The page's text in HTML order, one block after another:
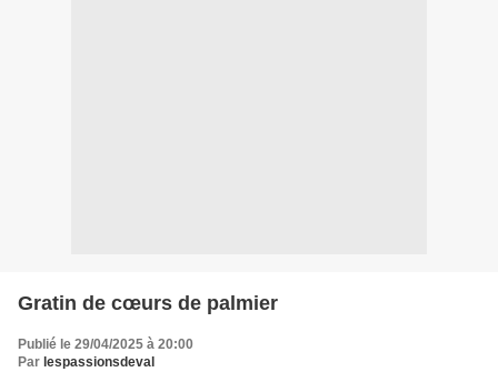
Gratin de cœurs de palmier
Publié le 29/04/2025 à 20:00
Par lespassionsdeval